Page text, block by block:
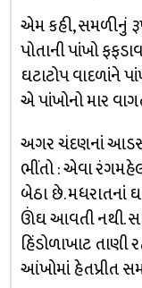
એમ કહી, સમળીનું
પોતાની પાંખો
ઘટાટોપ વાદળાંને
એ પાંખોનો માર
અગર ચંદણનાં
ભીંતો : એવા
બેઠા છે. મધરાતનાં
ઊંઘ આવતી નથી.
હિંડોળાખાટ તાણી
આંખોમાં હેતપ્રીત